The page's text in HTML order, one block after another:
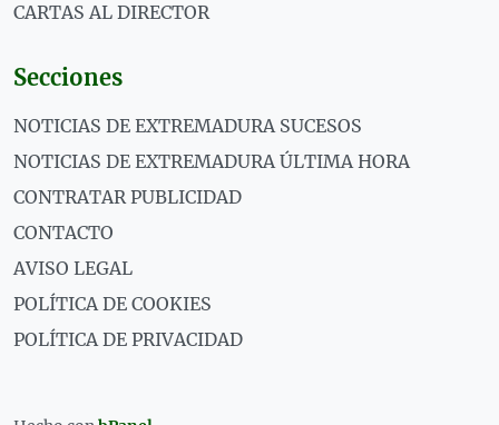
CARTAS AL DIRECTOR
Secciones
NOTICIAS DE EXTREMADURA SUCESOS
NOTICIAS DE EXTREMADURA ÚLTIMA HORA
CONTRATAR PUBLICIDAD
CONTACTO
AVISO LEGAL
POLÍTICA DE COOKIES
POLÍTICA DE PRIVACIDAD